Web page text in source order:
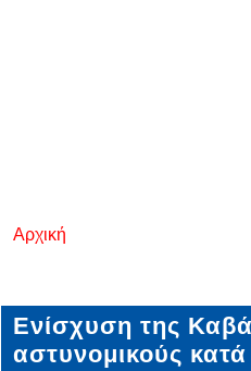
Είστε εδώ
Αρχική
Ενίσχυση της
αστυνομικούς